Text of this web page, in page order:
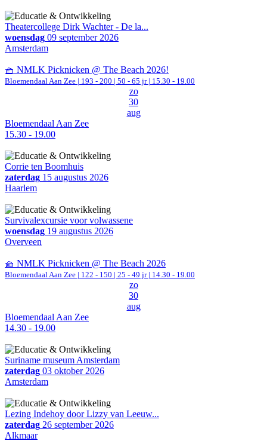
Theatercollege Dirk Wachter - De la...
woensdag 09 september 2026
Amsterdam
🧺 NMLK Picknicken @ The Beach 2026!
Bloemendaal Aan Zee | 193 - 200 | 50 - 65 jr | 15.30 - 19.00
zo
30
aug
Bloemendaal Aan Zee
15.30 - 19.00
Corrie ten Boomhuis
zaterdag 15 augustus 2026
Haarlem
Survivalexcursie voor volwassene
woensdag 19 augustus 2026
Overveen
🧺 NMLK Picknicken @ The Beach 2026
Bloemendaal Aan Zee | 122 - 150 | 25 - 49 jr | 14.30 - 19.00
zo
30
aug
Bloemendaal Aan Zee
14.30 - 19.00
Suriname museum Amsterdam
zaterdag 03 oktober 2026
Amsterdam
Lezing Indehoy door Lizzy van Leeuw...
zaterdag 26 september 2026
Alkmaar